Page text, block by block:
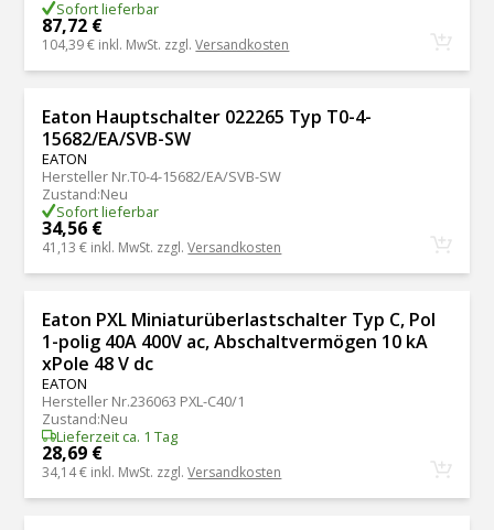
Sofort lieferbar
87,72 €
104,39 € inkl. MwSt. zzgl.Versandkosten
Eaton Hauptschalter 022265 Typ T0-4-
15682/EA/SVB-SW
EATON
Hersteller Nr.T0-4-15682/EA/SVB-SW
Zustand:Neu
Sofort lieferbar
34,56 €
41,13 € inkl. MwSt. zzgl.Versandkosten
Eaton PXL Miniaturüberlastschalter Typ C, Pol
1-polig 40A 400V ac, Abschaltvermögen 10 kA
xPole 48 V dc
EATON
Hersteller Nr.236063 PXL-C40/1
Zustand:Neu
Lieferzeit ca. 1 Tag
28,69 €
34,14 € inkl. MwSt. zzgl.Versandkosten